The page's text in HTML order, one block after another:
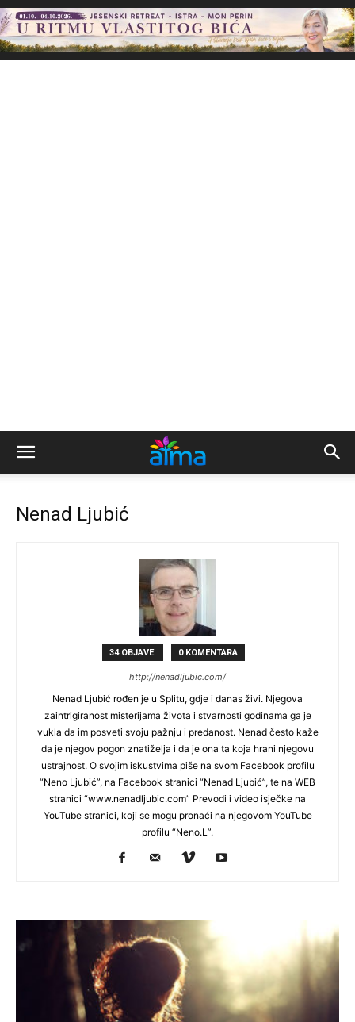
Nenad Ljubić
34 OBJAVE 0 KOMENTARA
http://nenadljubic.com/
Nenad Ljubić rođen je u Splitu, gdje i danas živi. Njegova
zaintrigiranost misterijama života i stvarnosti godinama ga je
vukla da im posveti svoju pažnju i predanost. Nenad često kaže
da je njegov pogon znatiželja i da je ona ta koja hrani njegovu
ustrajnost. O svojim iskustvima piše na svom Facebook profilu
“Neno Ljubić”, na Facebook stranici “Nenad Ljubić”, te na WEB
stranici “www.nenadljubic.com” Prevodi i video isječke na
YouTube stranici, koji se mogu pronaći na njegovom YouTube
profilu “Neno.L”.